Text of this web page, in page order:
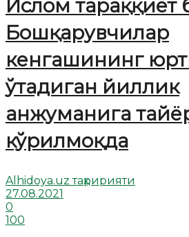
Ислом тараққиёт
Бошқарувчилар
кенгашининг
ўтадиган йиллик
анжуманига
кўрилмоқда
Alhidoya.uz таҳририяти
27.08.2021
0
100